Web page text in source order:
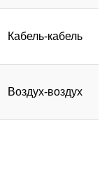
Кабель-кабель
Воздух-воздух